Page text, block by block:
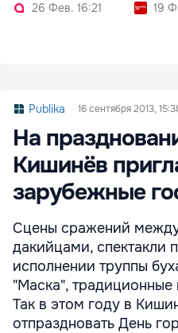
26 Фев. 16:21
19
Publika 16 сентября 2013,
На
Кишинёв
зарубежные
Сцены сражений
дакийцами, спектакли
исполнении труппы
"Маска",
Так в этом году в
отпраздновать День